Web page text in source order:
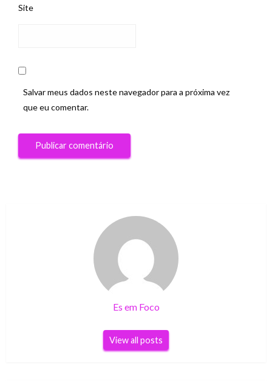
Site
Salvar meus dados neste navegador para a próxima vez
que eu comentar.
Es em Foco
View all posts